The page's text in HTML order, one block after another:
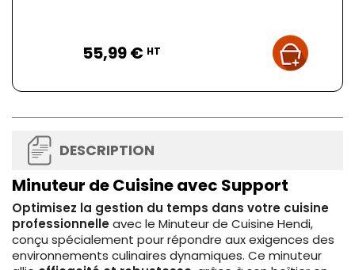
55,99 € HT
DESCRIPTION
Minuteur de Cuisine avec Support
Optimisez la gestion du temps dans votre cuisine
professionnelleavec le Minuteur de Cuisine Hendi,
conçu spécialement pour répondre aux exigences des
environnements culinaires dynamiques. Ce minuteur